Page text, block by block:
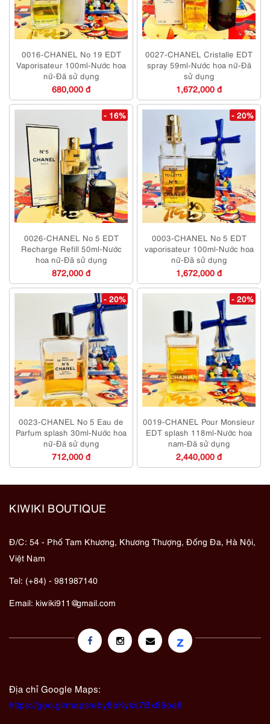
0016-CHANEL No 19 EDT
Vaporisateur 100ml-Nước hoa
nữ-Đã sử dụng
680,000 đ
0027-CHANEL Cristalle EDT
spray 59ml-Nước hoa nữ-Đã
sử dụng
1,672,000 đ
- 16%
0026-CHANEL No 5 EDT
Recharge Refill 50ml-Nước
hoa nữ-Đã sử dụng
872,000 đ
- 20%
0003-CHANEL No 5 EDT
vaporisateur 100ml-Nước hoa
nữ-Đã sử dụng
1,672,000 đ
- 20%
0023-CHANEL No 5 Eau de
Parfum splash 30ml-Nước hoa
nữ-Đã sử dụng
712,000 đ
- 20%
0019-CHANEL Pour Monsieur
EDT splash 118ml-Nước hoa
nam-Đã sử dụng
2,440,000 đ
KIWIKI BOUTIQUE
Đ/C: 54 - Phố Tam Khương, Khương Thượng, Đống Đa, Hà Nội,
Việt Nam
Tel: (+84) - 981987140
Email: kiwiki911@gmail.com
z
Địa chỉ Google Maps:
https://goo.gl/maps/eby8bKyks7Bx89oa6